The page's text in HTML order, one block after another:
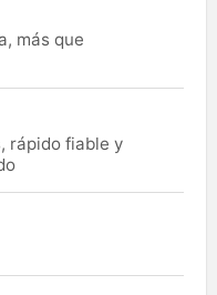
más que
rápido fiable y